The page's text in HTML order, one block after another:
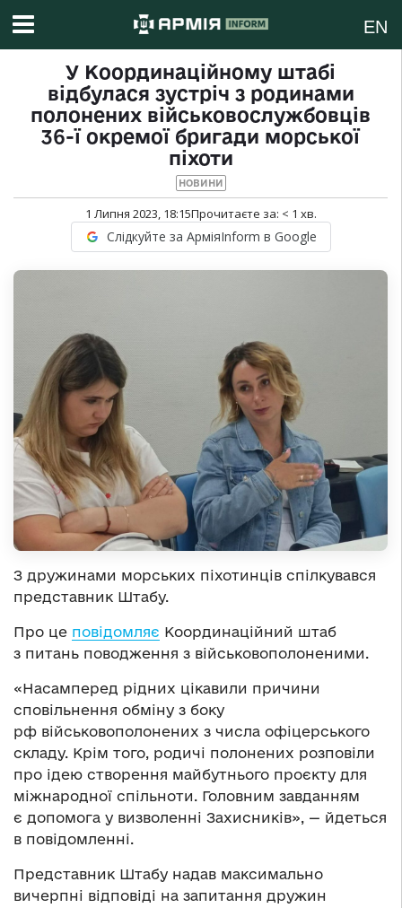
EN
У Координаційному штабі
відбулася зустріч з родинами
полонених військовослужбовців
36-ї окремої бригади морської
піхоти
НОВИНИ
1 Липня 2023, 18:15Прочитаєте за: < 1 хв.
Слідкуйте за АрміяInform в Google
З дружинами морських піхотинців спілкувався
представник Штабу.
Про це повідомляє Координаційний штаб
з питань поводження з військовополоненими.
«Насамперед рідних цікавили причини
сповільнення обміну з боку
рф військовополонених з числа офіцерського
складу. Крім того, родичі полонених розповіли
про ідею створення майбутнього проєкту для
міжнародної спільноти. Головним завданням
є допомога у визволенні Захисників», — йдеться
в повідомленні.
Представник Штабу надав максимально
вичерпні відповіді на запитання дружин